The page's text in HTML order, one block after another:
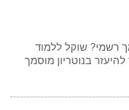
רשמי? שוקל ללמוד
בנוטריון מוסמך